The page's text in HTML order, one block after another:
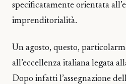
specificatamente orientata
imprenditorialità.
Un agosto, questo,
all’eccellenza italiana legata
Dopo infatti l’assegnazione